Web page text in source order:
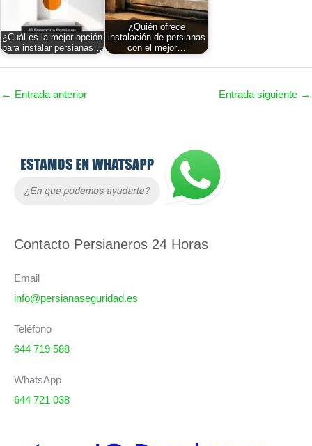
¿Cuál es la mejor opción
para instalar persianas…
¿Quién ofrece
instalación de persianas
con el mejor…
← Entrada anterior Entrada siguiente →
Contacto Persianeros 24 Horas
Email
info@persianaseguridad.es
Teléfono
644 719 588
WhatsApp
644 721 038
o
s